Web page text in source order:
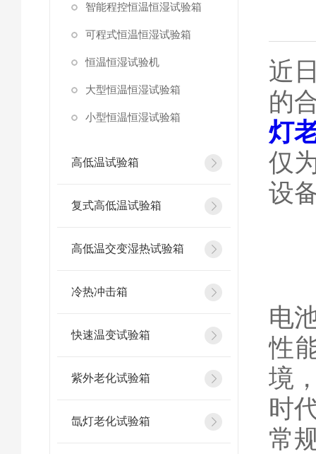
智能程控恒温恒湿试验箱
可程式恒温恒湿试验箱
恒温恒湿试验机
大型恒温恒湿试验箱
小型恒温恒湿试验箱
高低温试验箱
复式高低温试验箱
高低温交变湿热试验箱
冷热冲击箱
快速温变试验箱
紫外老化试验箱
氙灯老化试验箱
近
的
灯
仅
设
电
性
境
时
常